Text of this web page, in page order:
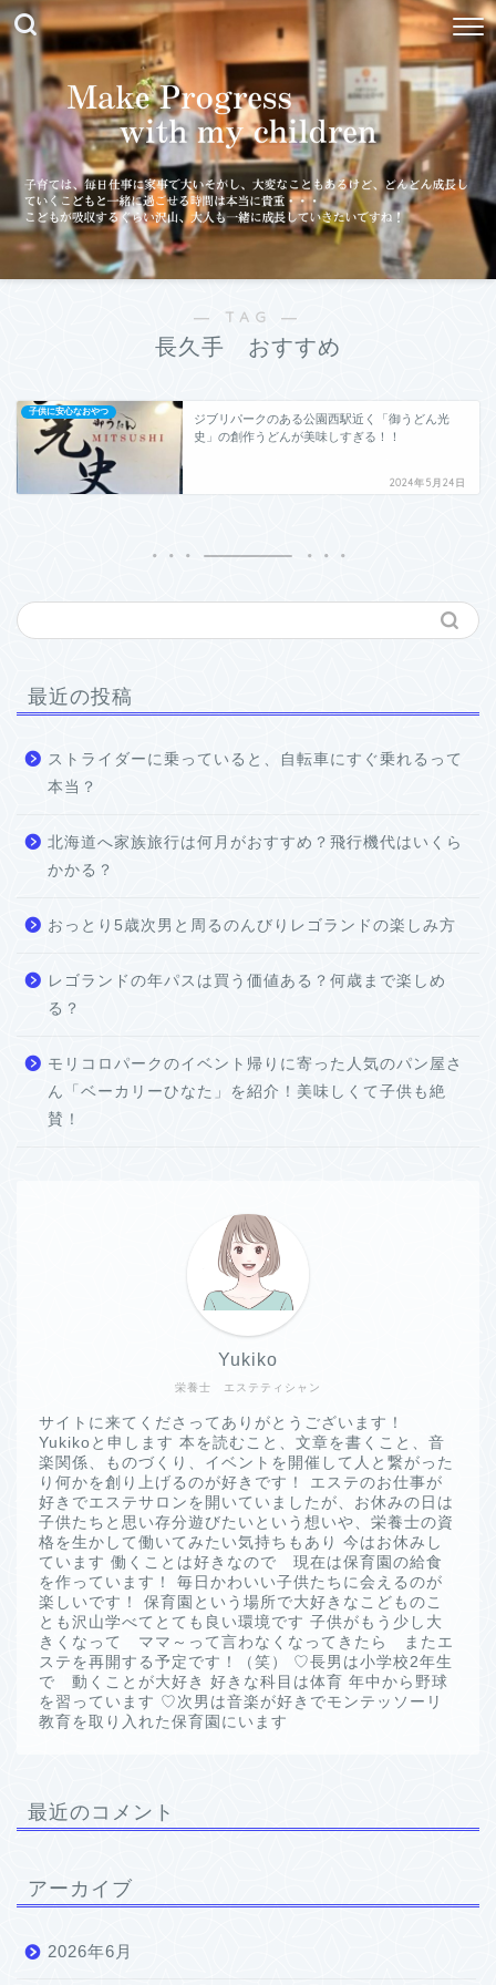
― TAG ―
長久手 おすすめ
子供に安心なおやつ
ジブリパークのある公園西駅近く「御うどん光
史」の創作うどんが美味しすぎる！！
2024年5月24日
最近の投稿
ストライダーに乗っていると、自転車にすぐ乗れるって
本当？
北海道へ家族旅行は何月がおすすめ？飛行機代はいくら
かかる？
おっとり5歳次男と周るのんびりレゴランドの楽しみ方
レゴランドの年パスは買う価値ある？何歳まで楽しめ
る？
モリコロパークのイベント帰りに寄った人気のパン屋さ
ん「ベーカリーひなた」を紹介！美味しくて子供も絶
賛！
栄養士 エステティシャン
Yukiko
サイトに来てくださってありがとうございます！
Yukikoと申します 本を読むこと、文章を書くこと、音
楽関係、ものづくり、イベントを開催して人と繋がった
り何かを創り上げるのが好きです！ エステのお仕事が
好きでエステサロンを開いていましたが、お休みの日は
子供たちと思い存分遊びたいという想いや、栄養士の資
格を生かして働いてみたい気持ちもあり 今はお休みし
ています 働くことは好きなので 現在は保育園の給食
を作っています！ 毎日かわいい子供たちに会えるのが
楽しいです！ 保育園という場所で大好きなこどものこ
とも沢山学べてとても良い環境です 子供がもう少し大
きくなって ママ～って言わなくなってきたら またエ
ステを再開する予定です！（笑） ♡長男は小学校2年生
で 動くことが大好き 好きな科目は体育 年中から野球
を習っています ♡次男は音楽が好きでモンテッソーリ
教育を取り入れた保育園にいます
最近のコメント
アーカイブ
2026年6月